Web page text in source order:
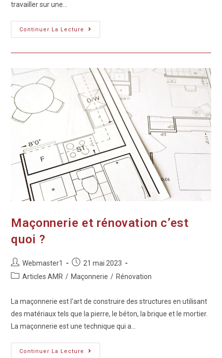
travailler sur une…
Continuer La Lecture
Maçonnerie et rénovation c’est
quoi ?
Webmaster1
21 mai 2023
Articles AMR / Maçonnerie / Rénovation
La maçonnerie est l'art de construire des structures en utilisant
des matériaux tels que la pierre, le béton, la brique et le mortier.
La maçonnerie est une technique qui a…
Continuer La Lecture